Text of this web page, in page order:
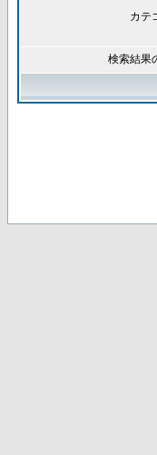
カテ
検索結果